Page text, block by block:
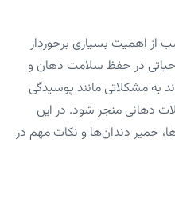
از اهمیت بسیاری برخوردار
در حفظ سلامت دهان و
به مشکلاتی مانند پوسیدگی
دهانی منجر شود. در این
خمیر دندان‌ها و نکات مهم در